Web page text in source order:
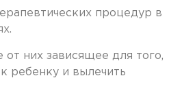
процедур в
них зависящее для того,
ребенку и вылечить